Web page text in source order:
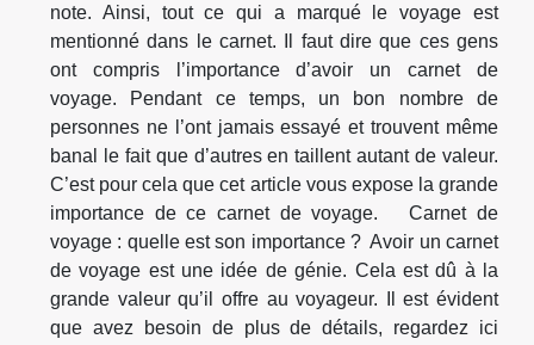
note. Ainsi, tout ce qui a marqué le voyage est
mentionné dans le carnet. Il faut dire que ces gens
ont compris l’importance d’avoir un carnet de
voyage. Pendant ce temps, un bon nombre de
personnes ne l’ont jamais essayé et trouvent même
banal le fait que d’autres en taillent autant de valeur.
C’est pour cela que cet article vous expose la grande
importance de ce carnet de voyage. Carnet de
voyage : quelle est son importance ? Avoir un carnet
de voyage est une idée de génie. Cela est dû à la
grande valeur qu’il offre au voyageur. Il est évident
que avez besoin de plus de détails, regardez ici